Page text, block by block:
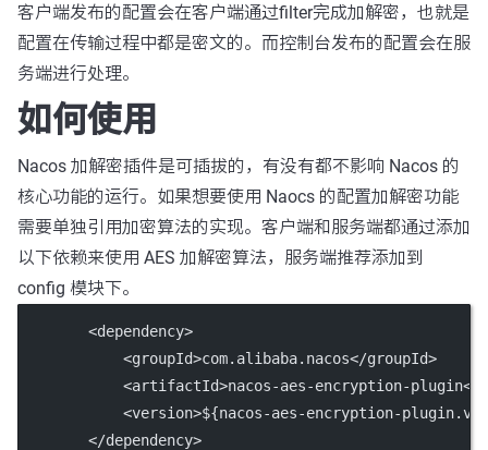
客户端发布的配置会在客户端通过filter完成加解密，也就是
配置在传输过程中都是密文的。而控制台发布的配置会在服
务端进行处理。
如何使用
Nacos 加解密插件是可插拔的，有没有都不影响 Nacos 的
核心功能的运行。如果想要使用 Naocs 的配置加解密功能
需要单独引用加密算法的实现。客户端和服务端都通过添加
以下依赖来使用 AES 加解密算法，服务端推荐添加到
config 模块下。
        <dependency>
            <groupId>com.alibaba.nacos</groupId>
<artifactId>nacos-aes-encryption-plugin</
<version>${nacos-aes-encryption-
        </dependency>